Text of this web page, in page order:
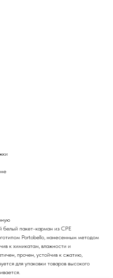
белый пакет-карман из CPE
Portobello, нанесенным методом
к химикатам, влажности и
прочен, устойчив к сжатию,
для упаковки товаров высокого